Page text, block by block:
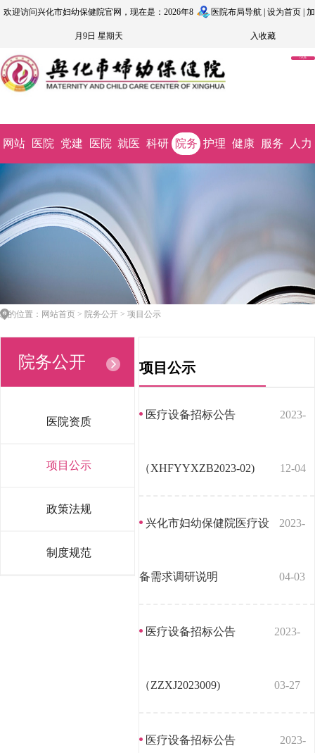
欢迎访问兴化市妇幼保健院官网，现在是：2026年8
月9日 星期天
医院布局导航| 设为首页| 加
入收藏
OA系
网站
首页
医院
概况
党建
文化
医院
动态
就医
指南
科研
教学
院务
公开
护理
园地
健康
科普
服务
监督
人力
资源
您的位置：网站首页 > 院务公开 > 项目公示
院务公开
医院资质
项目公示
政策法规
制度规范
项目公示
医疗设备招标公告
（XHFYYXZB2023-02)
2023-
12-04
兴化市妇幼保健院医疗设
备需求调研说明
2023-
04-03
医疗设备招标公告
（ZZXJ2023009)
2023-
03-27
医疗设备招标公告 2023-